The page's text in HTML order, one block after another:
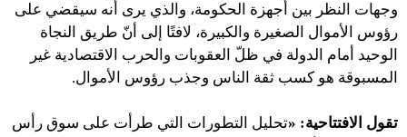
وجهات النظر بين أجهزة الحكومة، والذي يرى أنه سيقضي على
رؤوس الأموال الصغيرة والكبيرة، لافتًا إلى أنّ طريق النجاة
الوحيد أمام الدولة في ظلّ العقوبات والحرب الاقتصادية غير
المسبوقة هو كسب ثقة الناس وجذب رؤوس الأموال.
تقول الافتتاحية: «تحليل التطورات التي طرأت على سوق رأس